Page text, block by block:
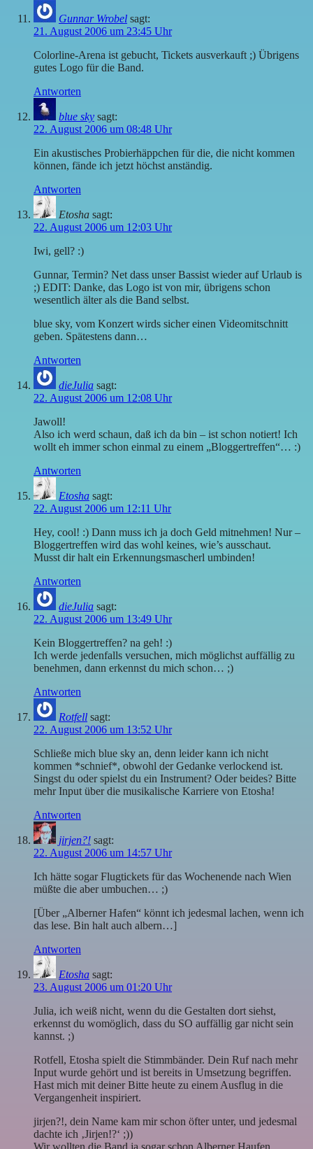
Gunnar Wrobel sagt:
21. August 2006 um 23:45 Uhr
Colorline-Arena ist gebucht, Tickets ausverkauft ;) Übrigens
gutes Logo für die Band.
Antworten
blue sky sagt:
22. August 2006 um 08:48 Uhr
Ein akustisches Probierhäppchen für die, die nicht kommen
können, fände ich jetzt höchst anständig.
Antworten
Etosha sagt:
22. August 2006 um 12:03 Uhr
Iwi, gell? :)
Gunnar, Termin? Net dass unser Bassist wieder auf Urlaub is
;) EDIT: Danke, das Logo ist von mir, übrigens schon
wesentlich älter als die Band selbst.
blue sky, vom Konzert wirds sicher einen Videomitschnitt
geben. Spätestens dann…
Antworten
dieJulia sagt:
22. August 2006 um 12:08 Uhr
Jawoll!
Also ich werd schaun, daß ich da bin – ist schon notiert! Ich
wollt eh immer schon einmal zu einem „Bloggertreffen“… :)
Antworten
Etosha sagt:
22. August 2006 um 12:11 Uhr
Hey, cool! :) Dann muss ich ja doch Geld mitnehmen! Nur –
Bloggertreffen wird das wohl keines, wie’s ausschaut.
Musst dir halt ein Erkennungsmascherl umbinden!
Antworten
dieJulia sagt:
22. August 2006 um 13:49 Uhr
Kein Bloggertreffen? na geh! :)
Ich werde jedenfalls versuchen, mich möglichst auffällig zu
benehmen, dann erkennst du mich schon… ;)
Antworten
Rotfell sagt:
22. August 2006 um 13:52 Uhr
Schließe mich blue sky an, denn leider kann ich nicht
kommen *schnief*, obwohl der Gedanke verlockend ist.
Singst du oder spielst du ein Instrument? Oder beides? Bitte
mehr Input über die musikalische Karriere von Etosha!
Antworten
jirjen?! sagt:
22. August 2006 um 14:57 Uhr
Ich hätte sogar Flugtickets für das Wochenende nach Wien
müßte die aber umbuchen… ;)
[Über „Alberner Hafen“ könnt ich jedesmal lachen, wenn ich
das lese. Bin halt auch albern…]
Antworten
Etosha sagt:
23. August 2006 um 01:20 Uhr
Julia, ich weiß nicht, wenn du die Gestalten dort siehst,
erkennst du womöglich, dass du SO auffällig gar nicht sein
kannst. ;)
Rotfell, Etosha spielt die Stimmbänder. Dein Ruf nach mehr
Input wurde gehört und ist bereits in Umsetzung begriffen.
Hast mich mit deiner Bitte heute zu einem Ausflug in die
Vergangenheit inspiriert.
jirjen?!, dein Name kam mir schon öfter unter, und jedesmal
dachte ich ‚Jirjen!?‘ ;))
Wir wollten die Band ja sogar schon Alberner Haufen